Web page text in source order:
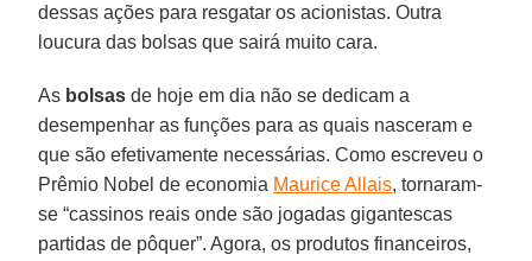
dessas ações para resgatar os acionistas. Outra
loucura das bolsas que sairá muito cara.
As bolsas de hoje em dia não se dedicam a
desempenhar as funções para as quais nasceram e
que são efetivamente necessárias. Como escreveu o
Prêmio Nobel de economia Maurice Allais, tornaram-
se “cassinos reais onde são jogadas gigantescas
partidas de pôquer”. Agora, os produtos financeiros,